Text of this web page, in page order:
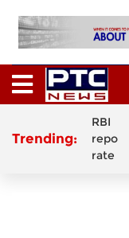
Trending:
RBI
repo
rate